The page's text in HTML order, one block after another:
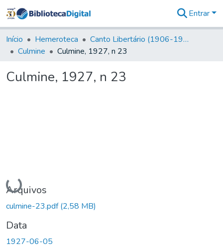
&
Coleções
Tudo na
Digital
Entrar
Início Hemeroteca
Canto Libertário (1906-1995)
Culmine
Culmine, 1927, n 23
Culmine, 1927, n 23
Carregando...
Arquivos
culmine-23.pdf(2,58 MB)
Data
1927-06-05